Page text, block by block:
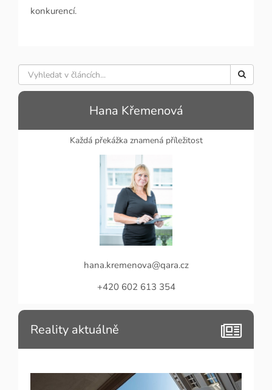
konkurencí.
Hana Křemenová
Každá překážka znamená příležitost
hana.kremenova@qara.cz
+420 602 613 354
Reality aktuálně